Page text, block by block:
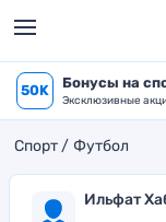
50K Бонусы на
Эксклюзивные
Спорт Футбол
Ильфат